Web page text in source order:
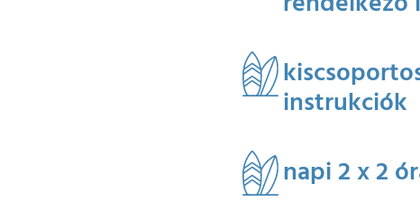
instrukciók
napi 2 x 2